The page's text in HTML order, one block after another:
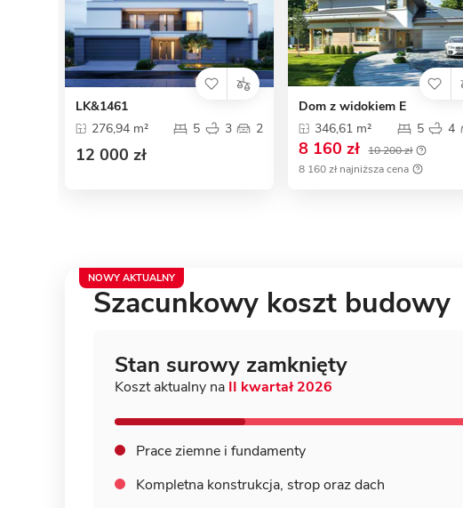
LK&1461
276,94 m²
5 3 2
12 000 zł
Dom z widokiem E
346,61 m²
5 4
8 160 zł 10 200 zł
8 160 zł najniższa cena
NOWY AKTUALNY
Szacunkowy koszt budowy
Stan surowy zamknięty
Koszt aktualny na II kwartał 2026
Prace ziemne i fundamenty
Kompletna konstrukcja, strop oraz dach